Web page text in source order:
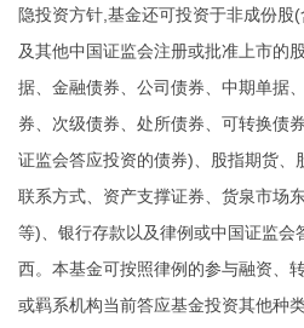
隐投资方针,基金还可投资于非成份股
及其他中国证监会注册或批准上市的
据、金融债券、公司债券、中期单据
券、次级债券、处所债券、可转换债
证监会答应投资的债券)、股指期货、
联系方式 、资产支撑证券、货泉市场
等)、银行存款以及律例或中国证监会
西。本基金可按照律例的参与融资、
或羁系机构当前答应基金投资其他种